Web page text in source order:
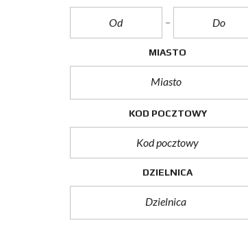
MIASTO
Miasto
KOD POCZTOWY
DZIELNICA
Dzielnica